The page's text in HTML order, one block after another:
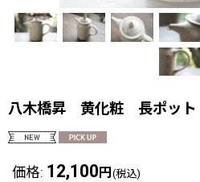
八木橋昇 黄化粧 長ポッ
価格: 12,100 円 (税込)